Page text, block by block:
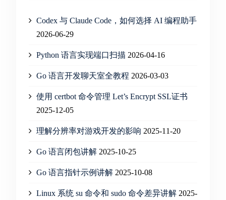
Codex 与 Claude Code，如何选择 AI 编程助手
2026-06-29
Python 语言实现端口扫描 2026-04-16
Go 语言开发聊天室全教程 2026-03-03
使用 certbot 命令管理 Let’s Encrypt SSL证书
2025-12-05
理解分辨率对游戏开发的影响 2025-11-20
Go 语言闭包讲解 2025-10-25
Go 语言指针示例讲解 2025-10-08
Linux 系统 su 命令和 sudo 命令差异讲解 2025-